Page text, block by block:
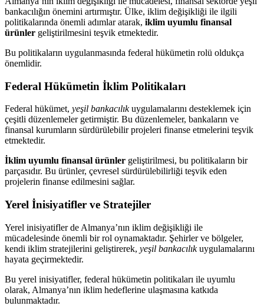
bankacılığın önemini artırmıştır. Ülke, iklim değişikliği ile ilgili
politikalarında önemli adımlar atarak, iklim uyumlu finansal
ürünler geliştirilmesini teşvik etmektedir.
Bu politikaların uygulanmasında federal hükümetin rolü oldukça
önemlidir.
Federal Hükümetin İklim Politikaları
Federal hükümet, yeşil bankacılıkuygulamalarını desteklemek için
çeşitli düzenlemeler getirmiştir. Bu düzenlemeler, bankaların ve
finansal kurumların sürdürülebilir projeleri finanse etmelerini teşvik
etmektedir.
İklim uyumlu finansal ürünler geliştirilmesi, bu politikaların bir
parçasıdır. Bu ürünler, çevresel sürdürülebilirliği teşvik eden
projelerin finanse edilmesini sağlar.
Yerel İnisiyatifler ve Stratejiler
Yerel inisiyatifler de Almanya’nın iklim değişikliği ile
mücadelesinde önemli bir rol oynamaktadır. Şehirler ve bölgeler,
kendi iklim stratejilerini geliştirerek, yeşil bankacılıkuygulamalarını
hayata geçirmektedir.
Bu yerel inisiyatifler, federal hükümetin politikaları ile uyumlu
olarak, Almanya’nın iklim hedeflerine ulaşmasına katkıda
bulunmaktadır.